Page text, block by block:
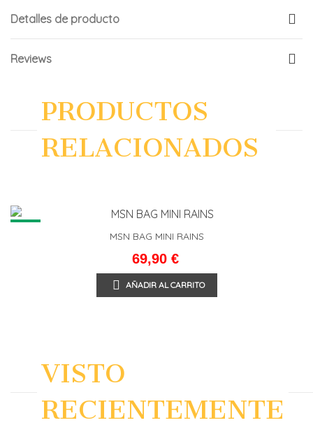
Detalles de producto
Reviews
PRODUCTOS
RELACIONADOS
NEW
MSN BAG MINI RAINS
69,90 €
AÑADIR AL CARRITO
VISTO
RECIENTEMENTE